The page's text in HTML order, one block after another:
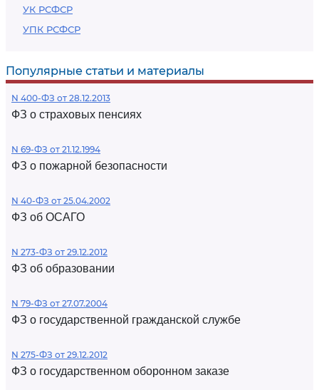
УК РСФСР
УПК РСФСР
Популярные статьи и материалы
N 400-ФЗ от 28.12.2013
ФЗ о страховых пенсиях
N 69-ФЗ от 21.12.1994
ФЗ о пожарной безопасности
N 40-ФЗ от 25.04.2002
ФЗ об ОСАГО
N 273-ФЗ от 29.12.2012
ФЗ об образовании
N 79-ФЗ от 27.07.2004
ФЗ о государственной гражданской службе
N 275-ФЗ от 29.12.2012
ФЗ о государственном оборонном заказе